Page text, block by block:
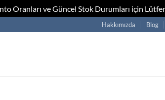
Oranları ve Güncel Stok Durumları için
Hakkımızda Blog